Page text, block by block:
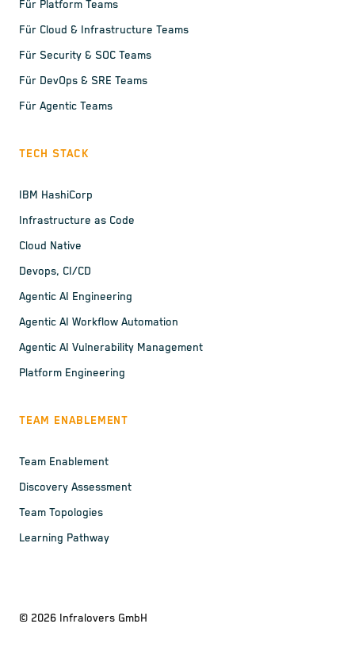
Für Platform Teams
Für Cloud & Infrastructure Teams
Für Security & SOC Teams
Für DevOps & SRE Teams
Für Agentic Teams
TECH STACK
IBM HashiCorp
Infrastructure as Code
Cloud Native
Devops, CI/CD
Agentic AI Engineering
Agentic AI Workflow Automation
Agentic AI Vulnerability Management
Platform Engineering
TEAM ENABLEMENT
Team Enablement
Discovery Assessment
Team Topologies
Learning Pathway
© 2026 Infralovers GmbH